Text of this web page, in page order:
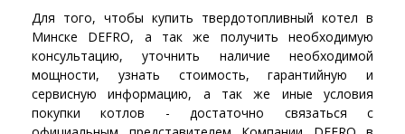
Для того, чтобы купить твердотопливный котел в
Минске DEFRO, а так же получить необходимую
консультацию, уточнить наличие необходимой
мощности, узнать стоимость, гарантийную и
сервисную информацию, а так же иные условия
покупки котлов - достаточно связаться с